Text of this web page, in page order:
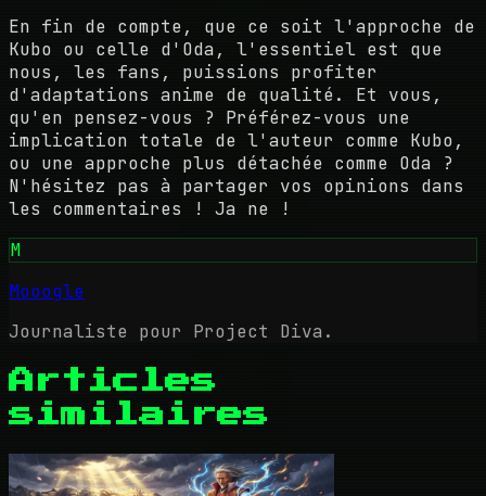
En fin de compte, que ce soit l'approche de
Kubo ou celle d'Oda, l'essentiel est que
nous, les fans, puissions profiter
d'adaptations anime de qualité. Et vous,
qu'en pensez-vous ? Préférez-vous une
implication totale de l'auteur comme Kubo,
ou une approche plus détachée comme Oda ?
N'hésitez pas à partager vos opinions dans
les commentaires ! Ja ne !
M
Mooogle
Journaliste pour Project Diva.
Articles
similaires